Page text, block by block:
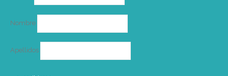
Nombre
Apellidos